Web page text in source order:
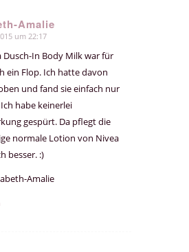
Amalie
um 22:17
Dusch-In Body Milk war für
ein Flop. Ich hatte davon
und fand sie einfach nur
habe keinerlei
gespürt. Da pflegt die
normale Lotion von Nivea
besser. :)
Amalie